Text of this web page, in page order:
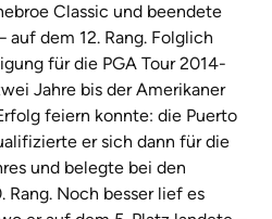
Classic und beendete
auf dem 12. Rang. Folglich
für die PGA Tour 2014-
Jahre bis der Amerikaner
feiern konnte: die Puerto
er sich dann für die
und belegte bei den
Rang. Noch besser lief es